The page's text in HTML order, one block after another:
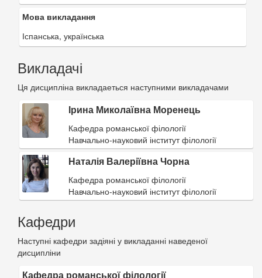
Мова викладання
Іспанська, українська
Викладачі
Ця дисципліна викладаеться наступними викладачами
Ірина Миколаївна Моренець
Кафедра романської філології
Навчально-науковий інститут філології
Наталія Валеріївна Чорна
Кафедра романської філології
Навчально-науковий інститут філології
Кафедри
Наступні кафедри задіяні у викладанні наведеної
дисципліни
Кафедра романської філології